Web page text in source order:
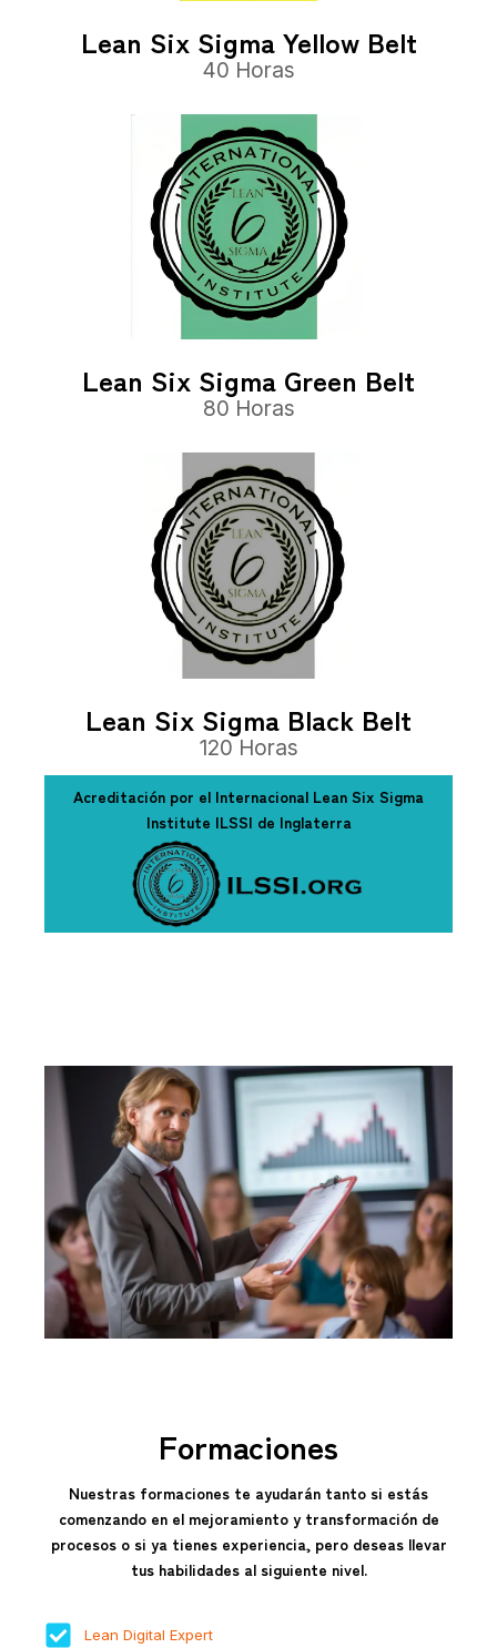
Lean Six Sigma Yellow Belt
40 Horas
Lean Six Sigma Green Belt
80 Horas
Lean Six Sigma Black Belt
120 Horas
Acreditación por el Internacional Lean Six Sigma
Institute ILSSI de Inglaterra
Formaciones
Nuestras formaciones te ayudarán tanto si estás
comenzando en el mejoramiento y transformación de
procesos o si ya tienes experiencia, pero deseas llevar
tus habilidades al siguiente nivel.
Lean Digital Expert